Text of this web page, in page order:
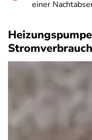
einer